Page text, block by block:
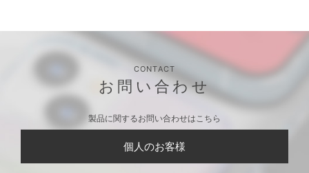
CONTACT
お問い合わせ
製品に関するお問い合わせはこちら
個人のお客様